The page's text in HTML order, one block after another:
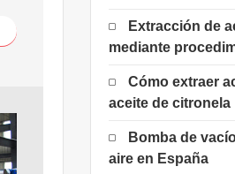
Extracción de
mediante
Cómo extraer
aceite de citronela
Bomba de
aire en España